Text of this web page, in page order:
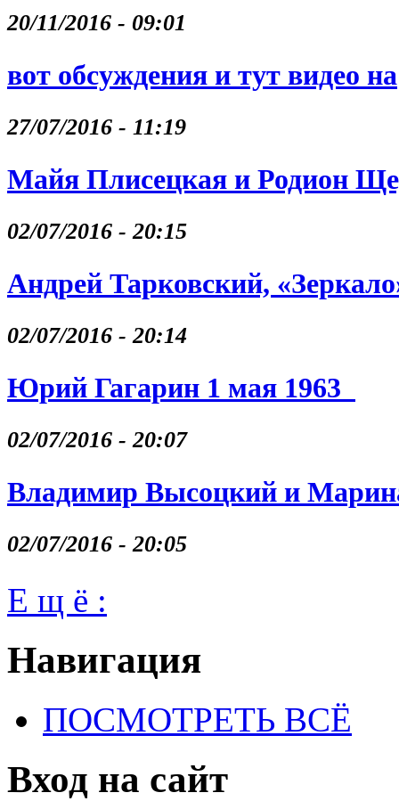
20/11/2016 - 09:01
вот обсуждения и тут видео на
27/07/2016 - 11:19
Майя Плисецкая и Родион
02/07/2016 - 20:15
Андрей Тарковский,
02/07/2016 - 20:14
Юрий Гагарин 1 мая 1963
02/07/2016 - 20:07
Владимир Высоцкий и
02/07/2016 - 20:05
Е щ ё :
Навигация
ПОСМОТРЕТЬ ВСЁ
Вход на сайт